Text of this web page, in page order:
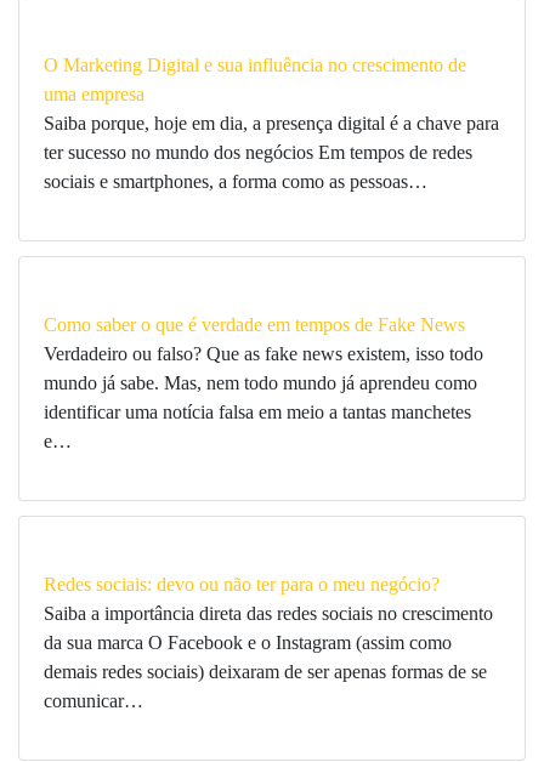
O Marketing Digital e sua influência no crescimento de
uma empresa
Saiba porque, hoje em dia, a presença digital é a chave para
ter sucesso no mundo dos negócios Em tempos de redes
sociais e smartphones, a forma como as pessoas…
Como saber o que é verdade em tempos de Fake News
Verdadeiro ou falso? Que as fake news existem, isso todo
mundo já sabe. Mas, nem todo mundo já aprendeu como
identificar uma notícia falsa em meio a tantas manchetes
e…
Redes sociais: devo ou não ter para o meu negócio?
Saiba a importância direta das redes sociais no crescimento
da sua marca O Facebook e o Instagram (assim como
demais redes sociais) deixaram de ser apenas formas de se
comunicar…